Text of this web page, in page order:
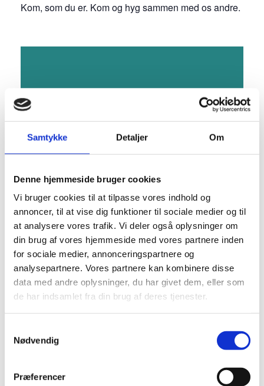
Samtykke Detaljer Om
Denne hjemmeside bruger cookies
Vi bruger cookies til at tilpasse vores indhold og
annoncer, til at vise dig funktioner til sociale medier og til
at analysere vores trafik. Vi deler også oplysninger om
din brug af vores hjemmeside med vores partnere inden
for sociale medier, annonceringspartnere og
analysepartnere. Vores partnere kan kombinere disse
data med andre oplysninger, du har givet dem, eller som
de har indsamlet fra din brug af deres tjenester.
Nødvendig
Præferencer
Kom, som du er. Kom og hyg sammen med os andre.
Denne begivenhed er allerede
afholdt.
DETALJER